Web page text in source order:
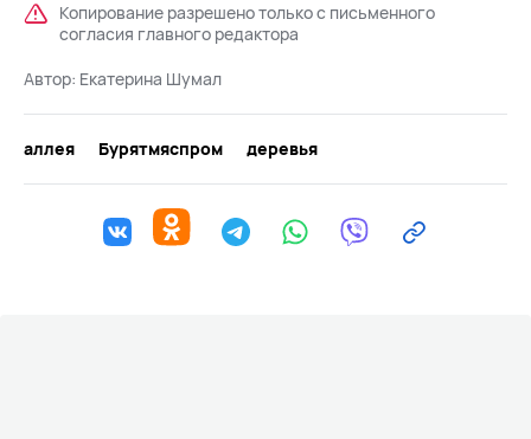
Копирование разрешено только с письменного
согласия главного редактора
Автор: Екатерина Шумал
аллея Бурятмяспром деревья